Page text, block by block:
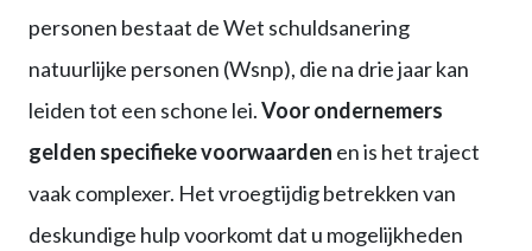
personen bestaat de Wet schuldsanering
natuurlijke personen (Wsnp), die na drie jaar kan
leiden tot een schone lei.Voor ondernemers
gelden specifieke voorwaarden en is het traject
vaak complexer. Het vroegtijdig betrekken van
deskundige hulp voorkomt dat u mogelijkheden